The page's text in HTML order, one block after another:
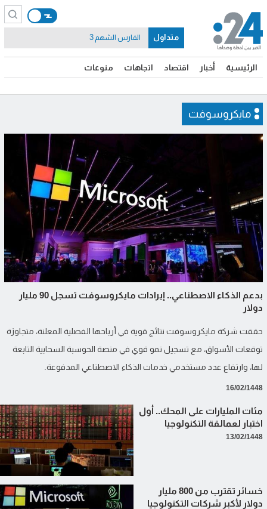
الرئيسية أخبار اقتصاد اتجاهات منوعات
متداول إيران
مايكروسوفت
بدعم الذكاء الاصطناعي.. إيرادات مايكروسوفت تسجل 90 مليار
دولار
حققت شركة مايكروسوفت نتائج قوية في أرباحها الفصلية المعلنة، متجاوزة
توقعات الأسواق، مع تسجيل نمو قوي في منصة الحوسبة السحابية التابعة
لها، وارتفاع عدد مستخدمي خدمات الذكاء الاصطناعي المدفوعة.
16/02/1448
مئات المليارات على المحك.. أول
اختبار لعمالقة التكنولوجيا
13/02/1448
خسائر تقترب من 800 مليار
دولار لأكبر شركات التكنولوجيا